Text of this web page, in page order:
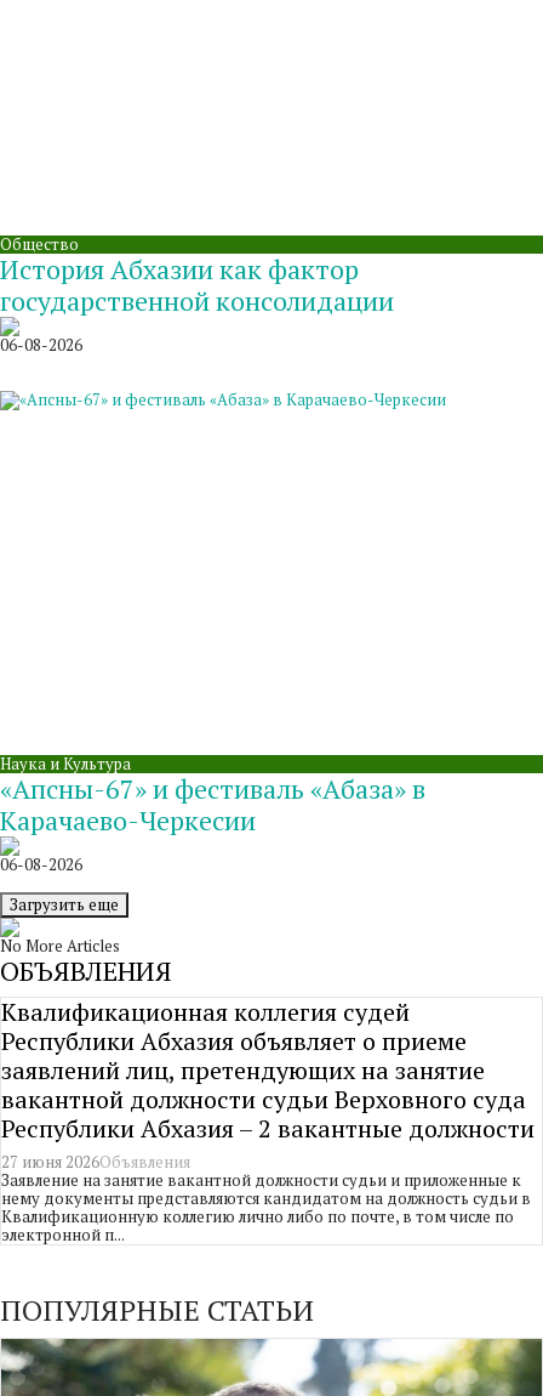
Общество
История Абхазии как фактор
государственной консолидации
06-08-2026
Наука и Культура
«Апсны-67» и фестиваль «Абаза» в
Карачаево-Черкесии
06-08-2026
Загрузить еще
No More Articles
ОБЪЯВЛЕНИЯ
Квалификационная коллегия судей
Республики Абхазия объявляет о приеме
заявлений лиц, претендующих на занятие
вакантной должности судьи Верховного суда
Республики Абхазия – 2 вакантные должности
27 июня 2026Объявления
Заявление на занятие вакантной должности судьи и приложенные к
нему документы представляются кандидатом на должность судьи в
Квалификационную коллегию лично либо по почте, в том числе по
электронной п...
ПОПУЛЯРНЫЕ СТАТЬИ